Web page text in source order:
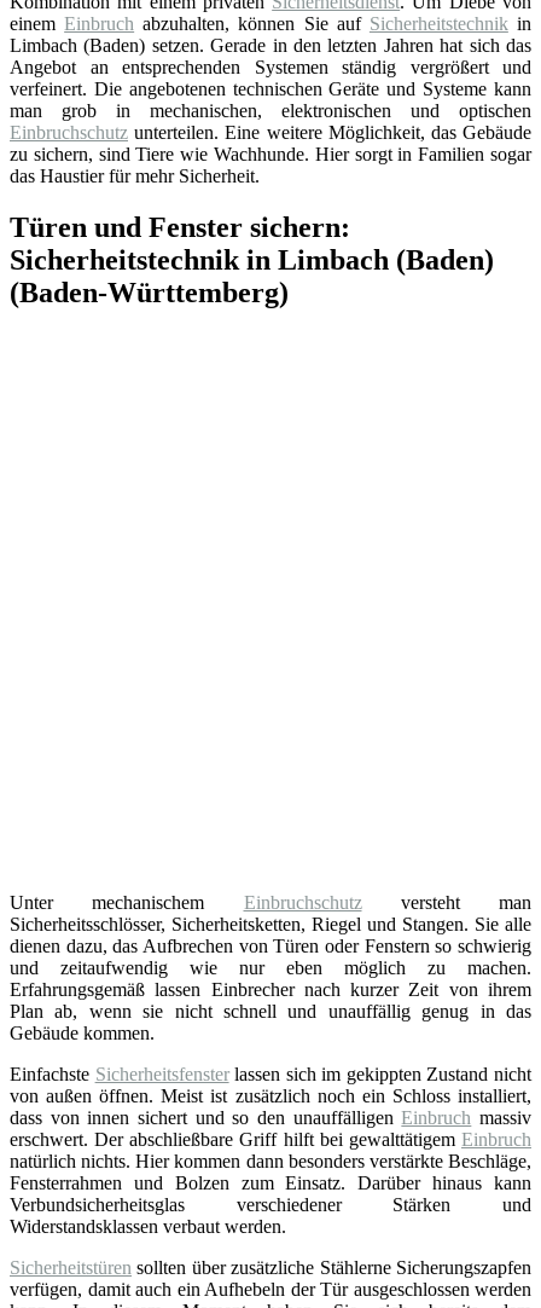
einemEinbruch abzuhalten, können Sie auf Sicherheitstechnikin
Limbach (Baden) setzen. Gerade in den letzten Jahren hat sich das
Angebot an entsprechenden Systemen ständig vergrößert und
verfeinert. Die angebotenen technischen Geräte und Systeme kann
man grob in mechanischen, elektronischen und optischen
Einbruchschutz unterteilen. Eine weitere Möglichkeit, das Gebäude
zu sichern, sind Tiere wie Wachhunde. Hier sorgt in Familien sogar
das Haustier für mehr Sicherheit.
Türen und Fenster sichern:
Sicherheitstechnik in Limbach (Baden)
(Baden-Württemberg)
Unter mechanischem Einbruchschutzversteht man
Sicherheitsschlösser, Sicherheitsketten, Riegel und Stangen. Sie alle
dienen dazu, das Aufbrechen von Türen oder Fenstern so schwierig
und zeitaufwendig wie nur eben möglich zu machen.
Erfahrungsgemäß lassen Einbrecher nach kurzer Zeit von ihrem
Plan ab, wenn sie nicht schnell und unauffällig genug in das
Gebäude kommen.
Einfachste Sicherheitsfensterlassen sich im gekippten Zustand nicht
von außen öffnen. Meist ist zusätzlich noch ein Schloss installiert,
dass von innen sichert und so den unauffälligenEinbruch massiv
erschwert. Der abschließbare Griff hilft bei gewalttätigem Einbruch
natürlich nichts. Hier kommen dann besonders verstärkte Beschläge,
Fensterrahmen und Bolzen zum Einsatz. Darüber hinaus kann
Verbundsicherheitsglas verschiedener Stärken und
Widerstandsklassen verbaut werden.
Sicherheitstüren sollten über zusätzliche Stählerne Sicherungszapfen
verfügen, damit auch ein Aufhebeln der Tür ausgeschlossen werden